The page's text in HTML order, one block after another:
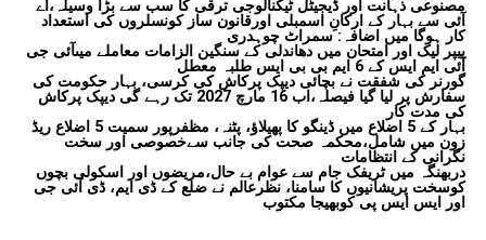
مصنوعی ذہانت اور ڈیجیٹل ٹیکنالوجی ترقی کا سب سے بڑا وسیلہ،اے
آئی سے بہار کے ارکانِ اسمبلی اورقانون ساز کونسلروں کی استعداد
کار ہوگا میں اضافہ: سمراٹ چوہدری
پیپر لیک اور امتحان میں دھاندلی کے سنگین الزامات معاملے میںآئی جی
آئی ایم ایس کے 6 ایم بی بی ایس طلبہ معطل
گورنر کی شفقت نے بچائی دیپک پرکاش کی کرسی، بہار حکومت کی
سفارش پر لیا گیا فیصلہ،اب 16 مارچ 2027 تک رہے گی دیپک پرکاش
کی مدت کار
بہار کے 5 اضلاع میں ڈینگو کا پھیلاؤ، پٹنہ، مظفرپور سمیت 5 اضلاع ریڈ
زون میں شامل،محکمہ صحت کی جانب سےخصوصی اور سخت
نگرانی کے انتظامات
دربھنگہ میں ٹریفک جام سے عوام بے حال،مریضوں اور اسکولی بچوں
کوسخت پریشانیوں کا سامنا، نظرعالم نے ضلع کے ڈی ایم، ڈی آئی جی
اور ایس ایس پی کوبھیجا مکتوب